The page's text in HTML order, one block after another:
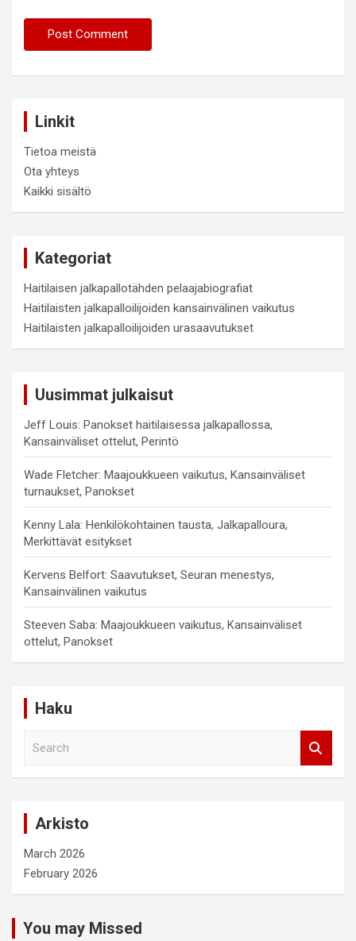
Linkit
Tietoa meistä
Ota yhteys
Kaikki sisältö
Kategoriat
Haitilaisen jalkapallotähden pelaajabiografiat
Haitilaisten jalkapalloilijoiden kansainvälinen vaikutus
Haitilaisten jalkapalloilijoiden urasaavutukset
Uusimmat julkaisut
Jeff Louis: Panokset haitilaisessa jalkapallossa,
Kansainväliset ottelut, Perintö
Wade Fletcher: Maajoukkueen vaikutus, Kansainväliset
turnaukset, Panokset
Kenny Lala: Henkilökohtainen tausta, Jalkapalloura,
Merkittävät esitykset
Kervens Belfort: Saavutukset, Seuran menestys,
Kansainvälinen vaikutus
Steeven Saba: Maajoukkueen vaikutus, Kansainväliset
ottelut, Panokset
Haku
Arkisto
March 2026
February 2026
You may Missed